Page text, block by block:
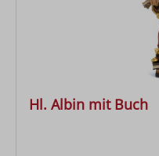
Hl. Albin mit Buch